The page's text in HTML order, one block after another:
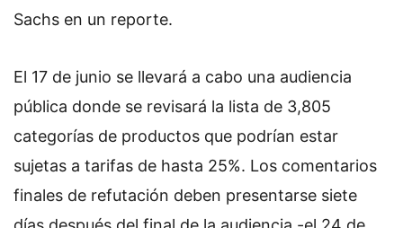
Sachs en un reporte.
El 17 de junio se llevará a cabo una audiencia
pública donde se revisará la lista de 3,805
categorías de productos que podrían estar
sujetas a tarifas de hasta 25%. Los comentarios
finales de refutación deben presentarse siete